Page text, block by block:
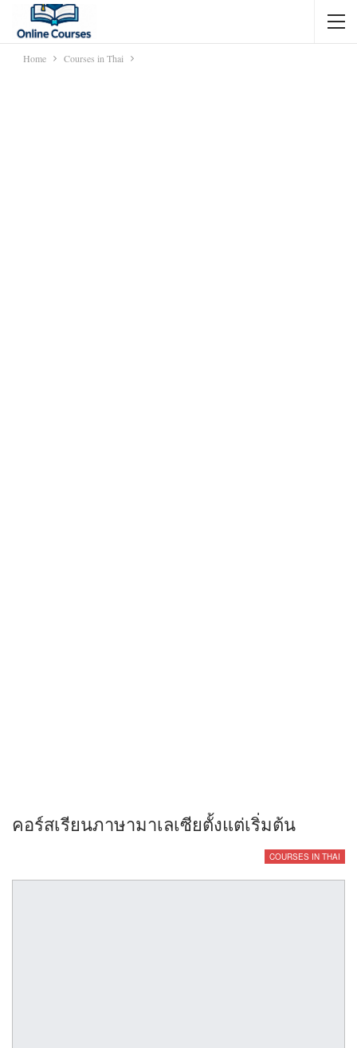
Home Courses in Thai
คอร์สเรียนภาษามาเลเซียตั้งแต่เริ่มต้น
COURSES IN THAI